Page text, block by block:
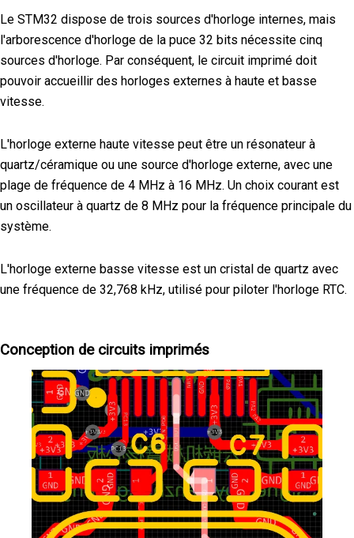
Le STM32 dispose de trois sources d'horloge internes, mais
l'arborescence d'horloge de la puce 32 bits nécessite cinq
sources d'horloge. Par conséquent, le circuit imprimé doit
pouvoir accueillir des horloges externes à haute et basse
vitesse.
L'horloge externe haute vitesse peut être un résonateur à
quartz/céramique ou une source d'horloge externe, avec une
plage de fréquence de 4 MHz à 16 MHz. Un choix courant est
un oscillateur à quartz de 8 MHz pour la fréquence principale du
système.
L'horloge externe basse vitesse est un cristal de quartz avec
une fréquence de 32,768 kHz, utilisé pour piloter l'horloge RTC.
Conception de circuits imprimés